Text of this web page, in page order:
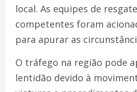
local. As equipes de
competentes foram
para apurar as
O tráfego na região pode
lentidão devido à